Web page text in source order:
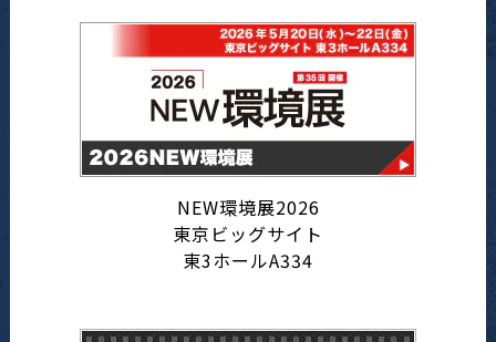
NEW環境展2026
東京ビッグサイト
東3ホールA334